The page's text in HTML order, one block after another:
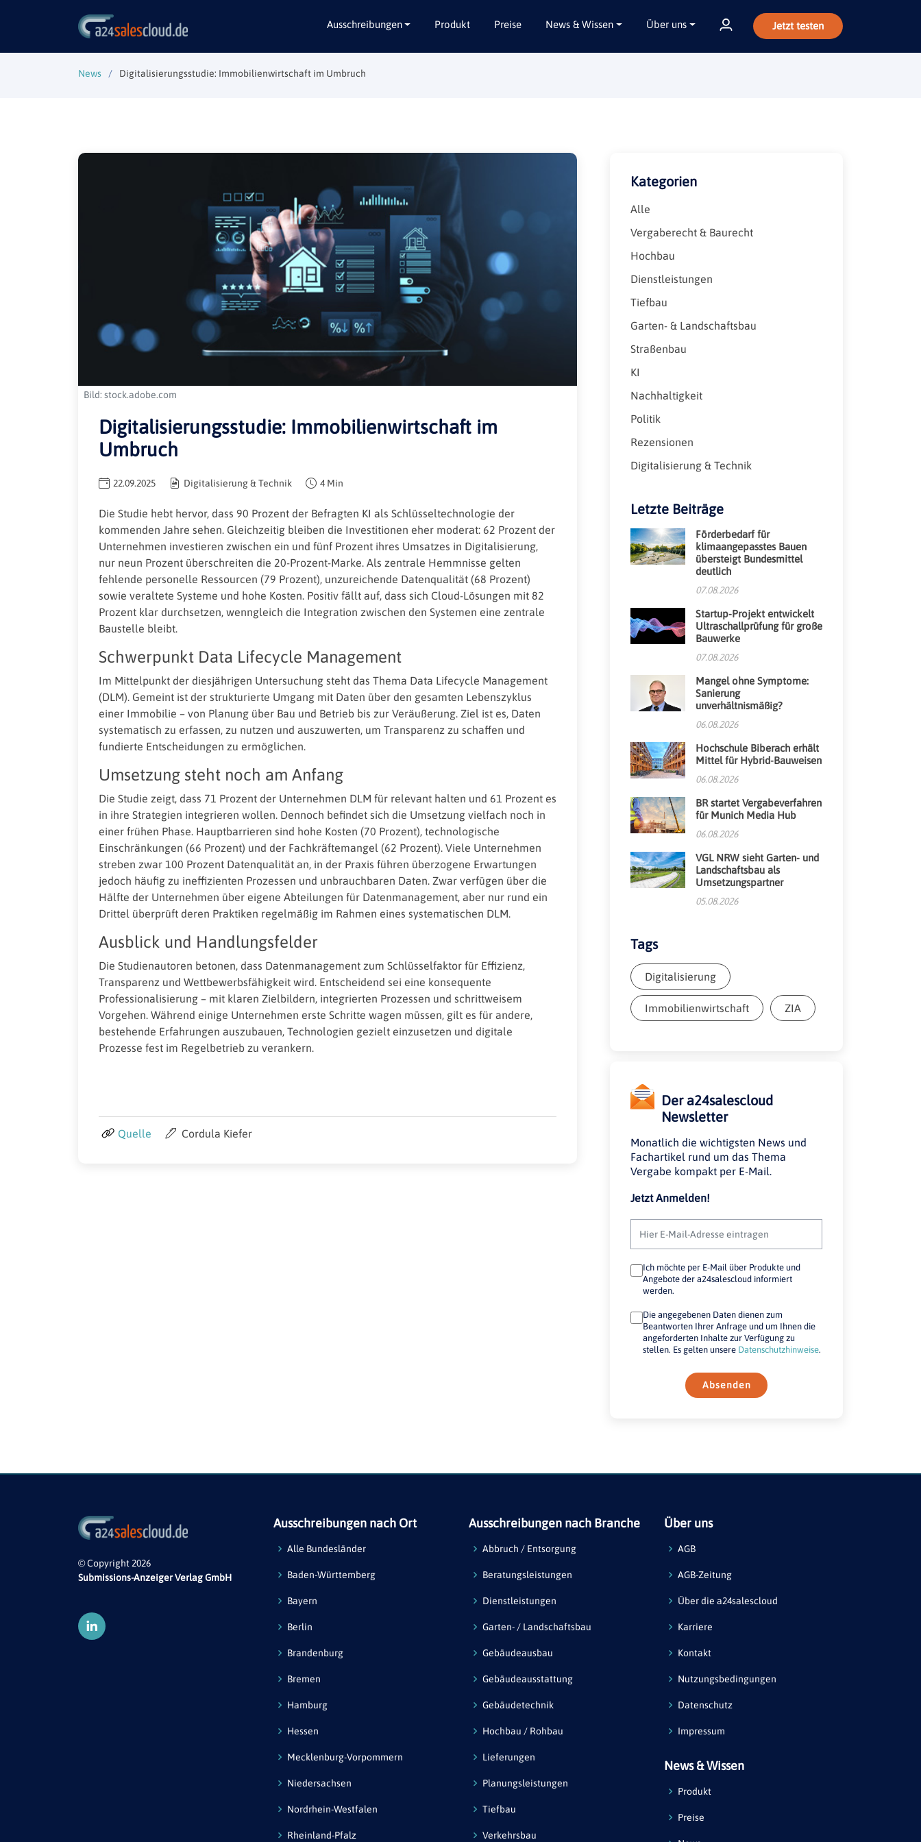
Ausschreibungen
Alle Bundesländer
Bremen
Hamburg
Hessen
Mecklenburg-Vorpommern
Niedersachsen
Nordrhein-Westfalen
Rheinland-Pfalz
Sachsen
Sachsen-Anhalt
Thüringen
Gebäudetechnik
Hochbau / Rohbau
Lieferungen
Planungsleistungen
Tiefbau
Verkehrsbau
Produkt Preise News & Wissen Über uns Jetzt testen
News Digitalisierungsstudie: Immobilienwirtschaft im Umbruch
Bild: stock.adobe.com
Digitalisierungsstudie: Immobilienwirtschaft im
Umbruch
22.09.2025 Digitalisierung & Technik 4 Min
Die Studie hebt hervor, dass 90 Prozent der Befragten KI als Schlüsseltechnologie der
kommenden Jahre sehen. Gleichzeitig bleiben die Investitionen eher moderat: 62 Prozent der
Unternehmen investieren zwischen ein und fünf Prozent ihres Umsatzes in Digitalisierung,
nur neun Prozent überschreiten die 20-Prozent-Marke. Als zentrale Hemmnisse gelten
fehlende personelle Ressourcen (79 Prozent), unzureichende Datenqualität (68 Prozent)
sowie veraltete Systeme und hohe Kosten. Positiv fällt auf, dass sich Cloud-Lösungen mit 82
Prozent klar durchsetzen, wenngleich die Integration zwischen den Systemen eine zentrale
Baustelle bleibt.
Schwerpunkt Data Lifecycle Management
Im Mittelpunkt der diesjährigen Untersuchung steht das Thema Data Lifecycle Management
(DLM). Gemeint ist der strukturierte Umgang mit Daten über den gesamten Lebenszyklus
einer Immobilie – von Planung über Bau und Betrieb bis zur Veräußerung. Ziel ist es, Daten
systematisch zu erfassen, zu nutzen und auszuwerten, um Transparenz zu schaffen und
fundierte Entscheidungen zu ermöglichen.
Umsetzung steht noch am Anfang
Die Studie zeigt, dass 71 Prozent der Unternehmen DLM für relevant halten und 61 Prozent es
in ihre Strategien integrieren wollen. Dennoch befindet sich die Umsetzung vielfach noch in
einer frühen Phase. Hauptbarrieren sind hohe Kosten (70 Prozent), technologische
Einschränkungen (66 Prozent) und der Fachkräftemangel (62 Prozent). Viele Unternehmen
streben zwar 100 Prozent Datenqualität an, in der Praxis führen überzogene Erwartungen
jedoch häufig zu ineffizienten Prozessen und unbrauchbaren Daten. Zwar verfügen über die
Hälfte der Unternehmen über eigene Abteilungen für Datenmanagement, aber nur rund ein
Drittel überprüft deren Praktiken regelmäßig im Rahmen eines systematischen DLM.
Ausblick und Handlungsfelder
Die Studienautoren betonen, dass Datenmanagement zum Schlüsselfaktor für Effizienz,
Transparenz und Wettbewerbsfähigkeit wird. Entscheidend sei eine konsequente
Professionalisierung – mit klaren Zielbildern, integrierten Prozessen und schrittweisem
Vorgehen. Während einige Unternehmen erste Schritte wagen müssen, gilt es für andere,
bestehende Erfahrungen auszubauen, Technologien gezielt einzusetzen und digitale
Prozesse fest im Regelbetrieb zu verankern.
Quelle Cordula Kiefer
Kategorien
Alle
Vergaberecht & Baurecht
Hochbau
Dienstleistungen
Tiefbau
Garten- & Landschaftsbau
Straßenbau
KI
Nachhaltigkeit
Politik
Rezensionen
Digitalisierung & Technik
Letzte Beiträge
Förderbedarf für
klimaangepasstes Bauen
übersteigt Bundesmittel
deutlich
07.08.2026
Startup-Projekt entwickelt
Ultraschallprüfung für große
Bauwerke
07.08.2026
Mangel ohne Symptome:
Sanierung
unverhältnismäßig?
06.08.2026
Hochschule Biberach erhält
Mittel für Hybrid-Bauweisen
06.08.2026
BR startet Vergabeverfahren
für Munich Media Hub
06.08.2026
VGL NRW sieht Garten- und
Landschaftsbau als
Umsetzungspartner
05.08.2026
Tags
Digitalisierung
Immobilienwirtschaft ZIA
Der a24salescloud
Newsletter
Monatlich die wichtigsten News und
Fachartikel rund um das Thema
Vergabe kompakt per E-Mail.
Jetzt Anmelden!
Ich möchte per E-Mail über Produkte und
Angebote der a24salescloud informiert
werden.
Die angegebenen Daten dienen zum
Beantworten Ihrer Anfrage und um Ihnen die
angeforderten Inhalte zur Verfügung zu
stellen. Es gelten unsere Datenschutzhinweise.
Absenden
© Copyright 2026
Submissions-Anzeiger Verlag GmbH
Ausschreibungen nach Ort
Alle Bundesländer
Baden-Württemberg
Bayern
Berlin
Brandenburg
Bremen
Hamburg
Hessen
Mecklenburg-Vorpommern
Niedersachsen
Nordrhein-Westfalen
Rheinland-Pfalz
Ausschreibungen nach Branche
Abbruch / Entsorgung
Beratungsleistungen
Dienstleistungen
Garten- / Landschaftsbau
Gebäudeausbau
Gebäudeausstattung
Gebäudetechnik
Hochbau / Rohbau
Lieferungen
Planungsleistungen
Tiefbau
Verkehrsbau
Über uns
AGB
AGB-Zeitung
Über die a24salescloud
Karriere
Kontakt
Nutzungsbedingungen
Datenschutz
Impressum
News & Wissen
Produkt
Preise